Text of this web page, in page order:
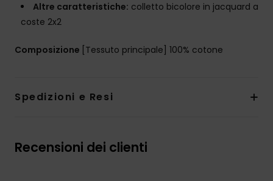
Altre caratteristiche: colletto bicolore in jacquard a
coste 2x2
Composizione [Tessuto principale] 100% cotone
Spedizioni e Resi
Recensioni dei clienti